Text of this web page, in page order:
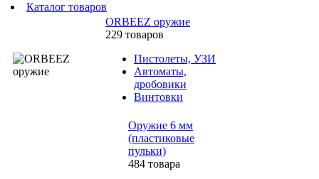
Каталог товаров
ORBEEZ оружие
229 товаров
Пистолеты, УЗИ
Автоматы,
дробовики
Винтовки
Оружие 6 мм
(пластиковые
пульки)
484 товара